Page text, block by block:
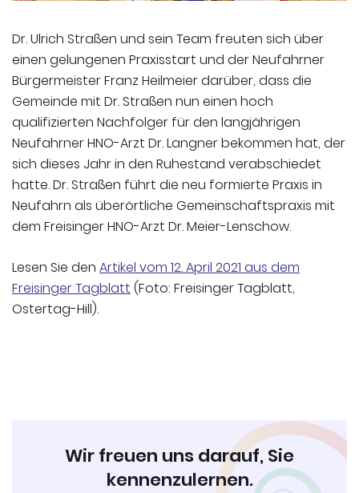
Dr. Ulrich Straßen und sein Team freuten sich über
einen gelungenen Praxisstart und der Neufahrner
Bürgermeister Franz Heilmeier darüber, dass die
Gemeinde mit Dr. Straßen nun einen hoch
qualifizierten Nachfolger für den langjährigen
Neufahrner HNO-Arzt Dr. Langner bekommen hat, der
sich dieses Jahr in den Ruhestand verabschiedet
hatte. Dr. Straßen führt die neu formierte Praxis in
Neufahrn als überörtliche Gemeinschaftspraxis mit
dem Freisinger HNO-Arzt Dr. Meier-Lenschow.
Lesen Sie den Artikel vom 12. April 2021 aus dem
Freisinger Tagblatt (Foto: Freisinger Tagblatt,
Ostertag-Hill).
Wir freuen uns darauf, Sie
kennenzulernen.